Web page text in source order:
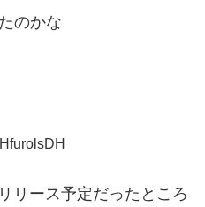
のかな
リース予定だったところ